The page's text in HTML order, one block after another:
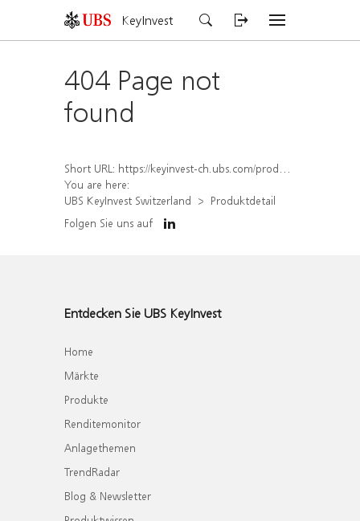
KeyInvest
404 Page not
found
Short URL: https://keyinvest-ch.ubs.com/produkt/detail/index/isin/CH1578392099
You are here:
UBS KeyInvest Switzerland
Produktdetail
Folgen Sie uns auf
Entdecken Sie UBS KeyInvest
Home
Märkte
Produkte
Renditemonitor
Anlagethemen
TrendRadar
Blog & Newsletter